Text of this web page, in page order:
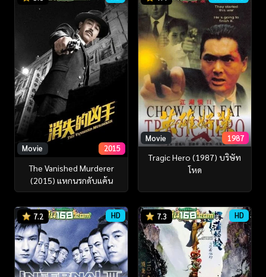
Movie 2015
The Vanished Murderer
(2015) แหกนรกดับแค้น
Movie 1987
Tragic Hero (1987) บริษัท
โหด
7.2 HD 7.3 HD